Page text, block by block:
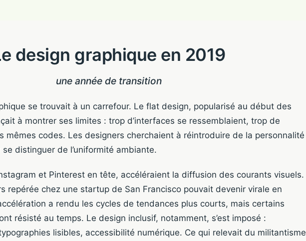
design graphique en 2019
une année de transition
se trouvait à un carrefour. Le flat design, popularisé au début des
à montrer ses limites : trop d’interfaces se ressemblaient, trop de
mêmes codes. Les designers cherchaient à réintroduire de la personnalité
distinguer de l’uniformité ambiante.
et Pinterest en tête, accéléraient la diffusion des courants visuels.
repérée chez une startup de San Francisco pouvait devenir virale en
a rendu les cycles de tendances plus courts, mais certains
résisté au temps. Le design inclusif, notamment, s’est imposé :
lisibles, accessibilité numérique. Ce qui relevait du militantisme